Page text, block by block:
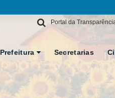
Portal da
Prefeitura Secretarias